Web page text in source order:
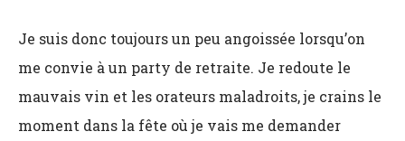
Je suis donc toujours un peu angoissée lorsqu’on
me convie à un party de retraite. Je redoute le
mauvais vin et les orateurs maladroits, je crains le
moment dans la fête où je vais me demander